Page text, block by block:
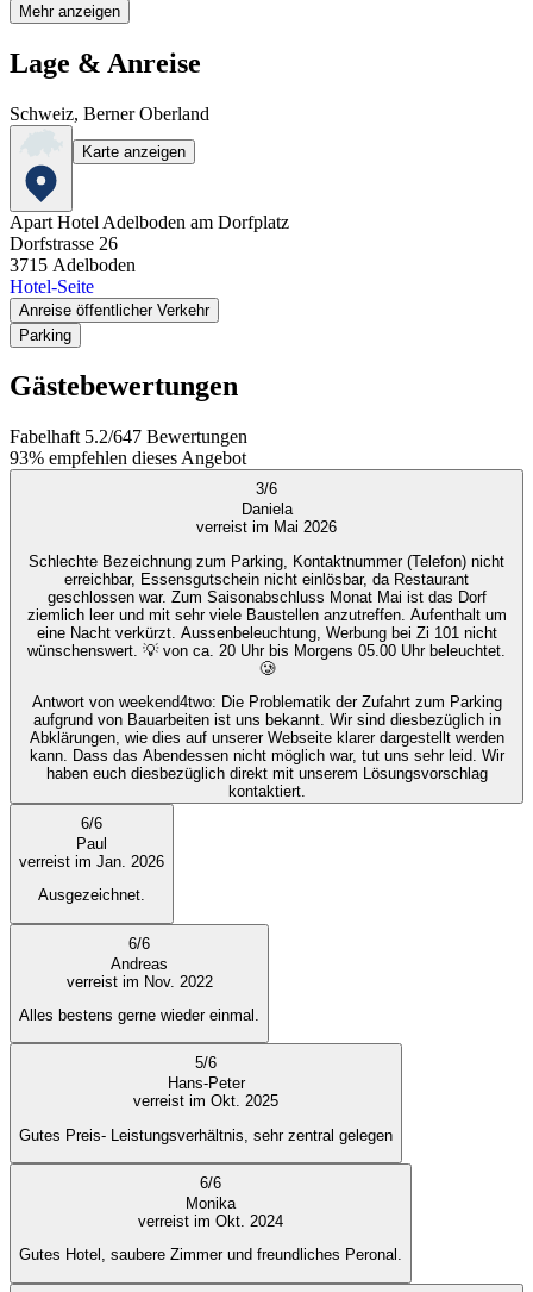
Mehr anzeigen
Lage & Anreise
Schweiz, Berner Oberland
Karte anzeigen
Apart Hotel Adelboden am Dorfplatz
Dorfstrasse 26
3715 Adelboden
Hotel-Seite
Anreise öffentlicher Verkehr
Parking
Gästebewertungen
Fabelhaft 5.2/647 Bewertungen
93% empfehlen dieses Angebot
3/6
Daniela
verreist im Mai 2026
Schlechte Bezeichnung zum Parking, Kontaktnummer (Telefon) nicht
erreichbar, Essensgutschein nicht einlösbar, da Restaurant
geschlossen war. Zum Saisonabschluss Monat Mai ist das Dorf
ziemlich leer und mit sehr viele Baustellen anzutreffen. Aufenthalt um
eine Nacht verkürzt. Aussenbeleuchtung, Werbung bei Zi 101 nicht
wünschenswert. 💡 von ca. 20 Uhr bis Morgens 05.00 Uhr beleuchtet.
🥲
Antwort von weekend4two: Die Problematik der Zufahrt zum Parking
aufgrund von Bauarbeiten ist uns bekannt. Wir sind diesbezüglich in
Abklärungen, wie dies auf unserer Webseite klarer dargestellt werden
kann. Dass das Abendessen nicht möglich war, tut uns sehr leid. Wir
haben euch diesbezüglich direkt mit unserem Lösungsvorschlag
kontaktiert.
6/6
Paul
verreist im Jan. 2026
Ausgezeichnet.
6/6
Andreas
verreist im Nov. 2022
Alles bestens gerne wieder einmal.
5/6
Hans-Peter
verreist im Okt. 2025
Gutes Preis- Leistungsverhältnis, sehr zentral gelegen
6/6
Monika
verreist im Okt. 2024
Gutes Hotel, saubere Zimmer und freundliches Peronal.